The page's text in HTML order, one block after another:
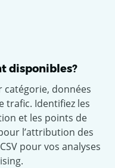
disponibles?
catégorie, données
trafic. Identifiez les
et les points de
l’attribution des
pour vos analyses